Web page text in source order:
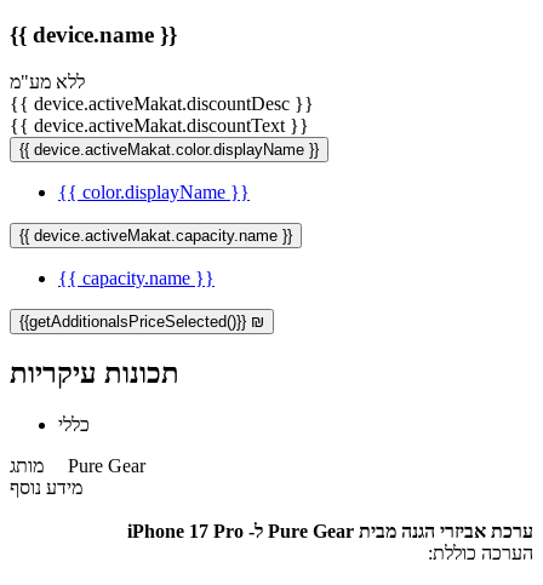
{{ device.name }}
ללא מע"מ
{{ device.activeMakat.discountDesc }}
{{ device.activeMakat.discountText }}
{{ device.activeMakat.color.displayName }}
{{ color.displayName }}
{{ device.activeMakat.capacity.name }}
{{ capacity.name }}
{{getAdditionalsPriceSelected()}} ₪
תכונות עיקריות
כללי
מותג Pure Gear
מידע נוסף
ערכת אביזרי הגנה מבית Pure Gear ל- iPhone 17 Pro
הערכה כוללת: